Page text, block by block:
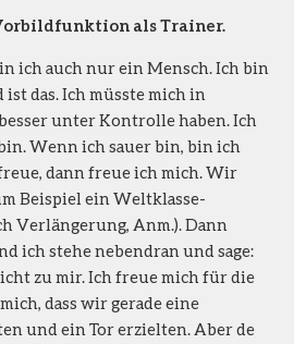
als Trainer.
ich auch nur ein Mensch. Ich bin
das. Ich müsste mich in
unter Kontrolle haben. Ich
Wenn ich sauer bin, bin ich
dann freue ich mich. Wir
Beispiel ein Weltklasse-
Verlängerung, Anm.). Dann
ich stehe nebendran und sage:
zu mir. Ich freue mich für die
dass wir gerade eine
und ein Tor erzielten. Aber de